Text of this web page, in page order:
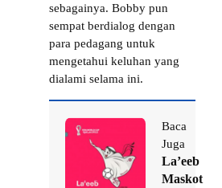
sebagainya. Bobby pun
sempat berdialog dengan
para pedagang untuk
mengetahui keluhan yang
dialami selama ini.
Baca
Juga
La’eeb
Maskot